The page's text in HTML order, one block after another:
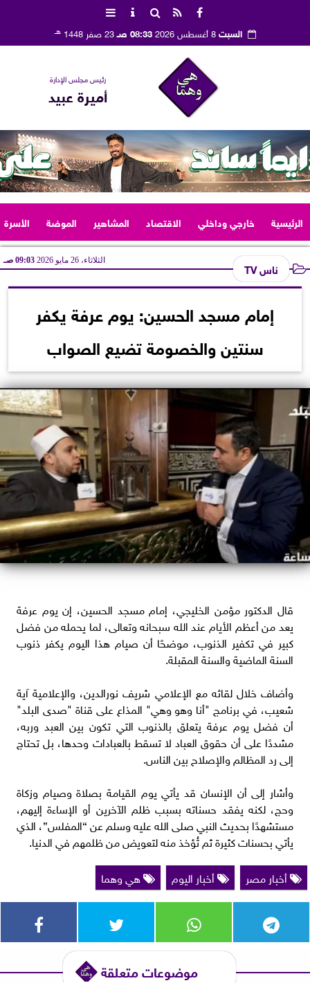
السبت8 أغسطس 2026 08:33 صـ 23 صفر 1448 هـ
رئيس مجلس الإدارة
أميرة عبيد
الرئيسية خارجي وداخلي الاقتصاد المشاهير الموضة الأسرة
ناس TV الثلاثاء، 26 مايو 2026 09:03 صـ
إمام مسجد الحسين: يوم عرفة يكفر
سنتين والخصومة تضيع الصواب
قال الدكتور مؤمن الخليجي، إمام مسجد الحسين، إن يوم عرفة
يعد من أعظم الأيام عند الله سبحانه وتعالى، لما يحمله من فضل
كبير في تكفير الذنوب، موضحًا أن صيام هذا اليوم يكفر ذنوب
السنة الماضية والسنة المقبلة.
وأضاف خلال لقائه مع الإعلامي شريف نورالدين، والإعلامية آية
شعيب، في برنامج "أنا وهو وهي" المذاع على قناة "صدى البلد"
أن فضل يوم عرفة يتعلق بالذنوب التي تكون بين العبد وربه،
مشددًا على أن حقوق العباد لا تسقط بالعبادات وحدها، بل تحتاج
إلى رد المظالم والإصلاح بين الناس.
وأشار إلى أن الإنسان قد يأتي يوم القيامة بصلاة وصيام وزكاة
وحج، لكنه يفقد حسناته بسبب ظلم الآخرين أو الإساءة إليهم،
مستشهدًا بحديث النبي صلى الله عليه وسلم عن “المفلس”، الذي
يأتي بحسنات كثيرة ثم تُؤخذ منه لتعويض من ظلمهم في الدنيا.
أخبار مصر
أخبار اليوم هي وهما
موضوعات متعلقة